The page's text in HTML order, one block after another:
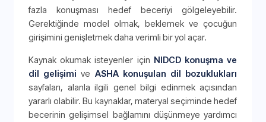
fazla konuşması hedef beceriyi gölgeleyebilir.
Gerektiğinde model olmak, beklemek ve çocuğun
girişimini genişletmek daha verimli bir yol açar.
Kaynak okumak isteyenler için NIDCD konuşma ve
dil gelişimi ve ASHA konuşulan dil bozuklukları
sayfaları, alanla ilgili genel bilgi edinmek açısından
yararlı olabilir. Bu kaynaklar, materyal seçiminde hedef
becerinin gelişimsel bağlamını düşünmeye yardımcı